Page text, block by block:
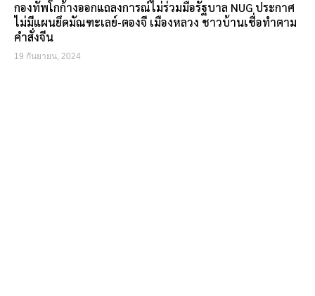
กองทัพโกก้างออกแถลงการณ์ไม่ร่วมมือรัฐบาล NUG ประกาศ
ไม่มีแผนยึดมัณฑะเลย์-ตองจี เมืองหลวง ชาวบ้านเชื่อทำตาม
คำสั่งจีน
19 กันยายน, 2024